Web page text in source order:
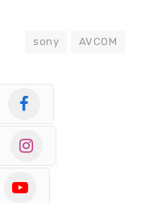
AVCOM
sony